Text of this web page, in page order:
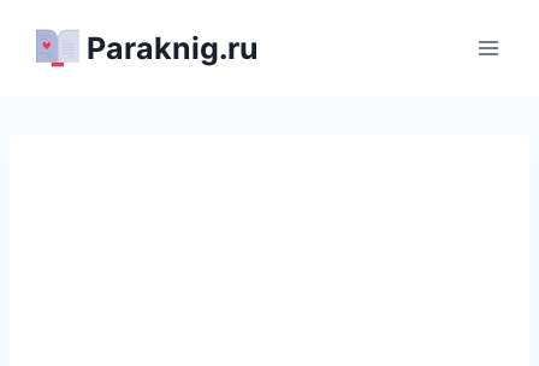
Paraknig.ru